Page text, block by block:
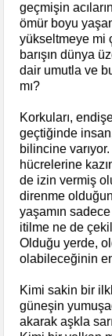
geçmişin
ömür boyu
yükseltmeye mi
barışın dünya
dair umutla ve
mı?
Korkuları,
geçtiğinde
bilincine
hücrelerine
de izin vermiş
direnme
yaşamın
itilme ne de
Olduğu yerde,
olabileceğinin
Kimi sakin bir
güneşin
akarak aşkla